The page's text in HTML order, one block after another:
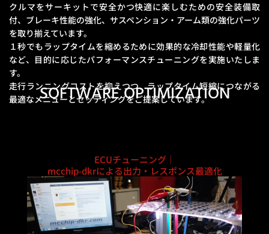
クルマをサーキットで安全かつ快適に楽しむための安全装備取
付、ブレーキ性能の強化、 サスペンション・アーム類の強化パーツ
を取り揃えています。
１秒でもラップタイムを縮めるために効果的な冷却性能や軽量化
など、 目的に応じたパフォーマンスチューニングを実施いたしま
す。
走行ランニングコストを抑えつつ、ラップタイム短縮につながる
最適なメニューとセッティングをご提案しています。
SOFTWARE OPTIMIZATION
ECUチューニング｜
mcchip-dkrによる出力・レスポンス最適化